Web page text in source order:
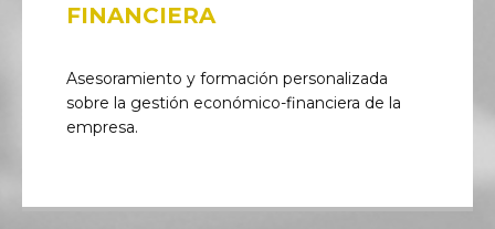
FINANCIERA
Asesoramiento y formación personalizada
sobre la gestión económico-financiera de la
empresa.